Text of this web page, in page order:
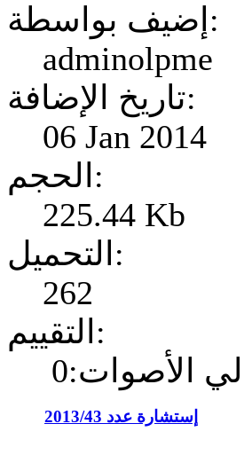
إضيف بواسطة:
adminolpme
تاريخ الإضافة:
06 Jan 2014
الحجم:
225.44 Kb
التحميل:
262
التقييم:
الأصوات:0
إستشارة عدد 2013/43